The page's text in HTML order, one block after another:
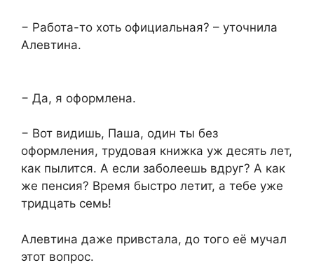
− Работа-то хоть официальная? – уточнила
Алевтина.
− Да, я оформлена.
− Вот видишь, Паша, один ты без
оформления, трудовая книжка уж десять лет,
как пылится. А если заболеешь вдруг? А как
же пенсия? Время быстро летит, а тебе уже
тридцать семь!
Алевтина даже привстала, до того её мучал
этот вопрос.